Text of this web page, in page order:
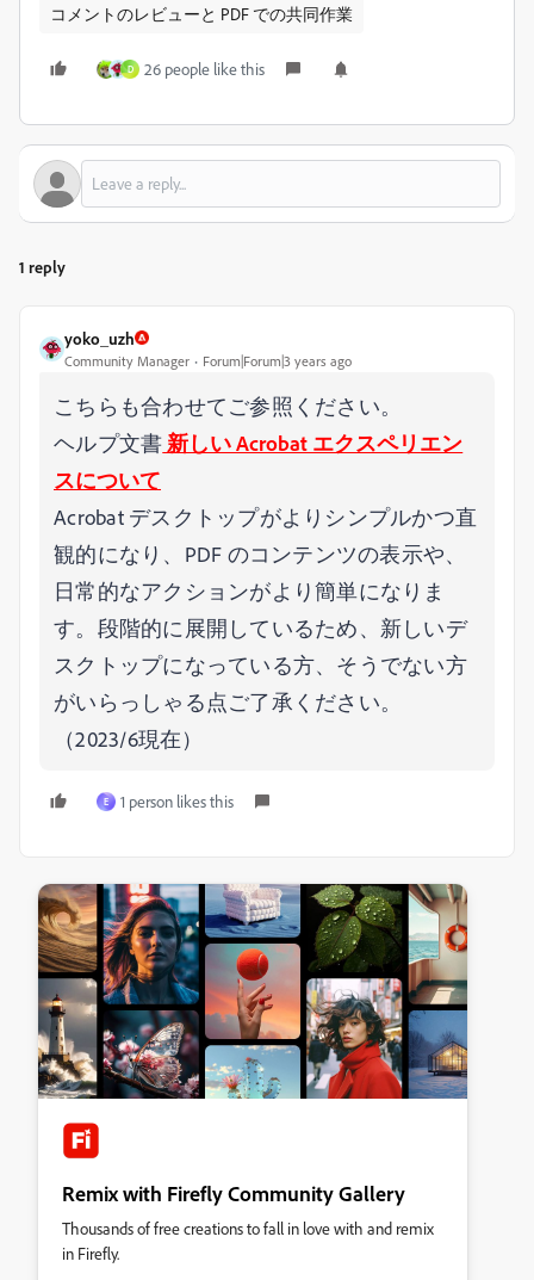
コメントのレビューと PDF での共同作業
D 26 people like this
1 reply
yoko_uzh
Community Manager Forum|Forum|3 years ago
こちらも合わせてご参照ください。
ヘルプ文書 新しい Acrobat エクスペリエン
スについて
Acrobat デスクトップがよりシンプルかつ直
観的になり、PDF のコンテンツの表示や、
日常的なアクションがより簡単になりま
す。段階的に展開しているため、新しいデ
スクトップになっている方、そうでない方
がいらっしゃる点ご了承ください。
（2023/6現在）
E 1 person likes this
Remix with Firefly Community Gallery
Thousands of free creations to fall in love with and remix
in Firefly.